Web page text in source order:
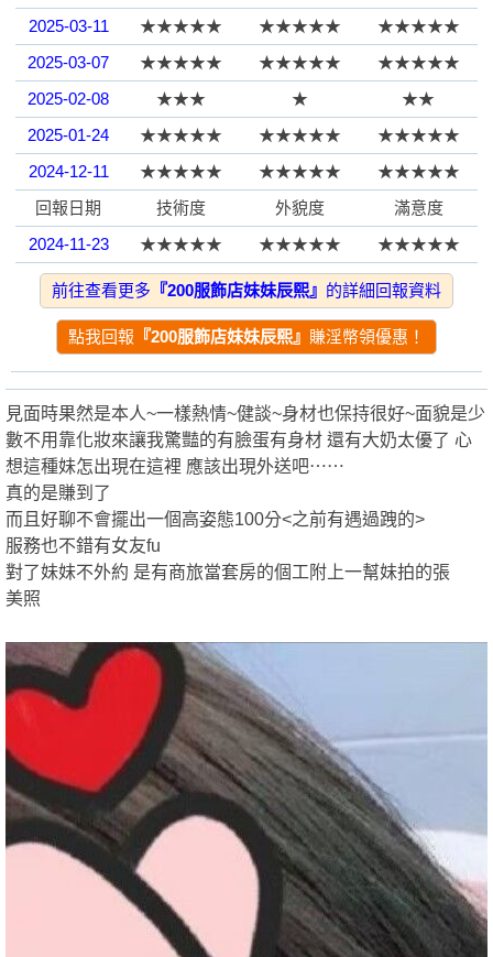
全
台
2025-03-11
★★★★★ ★★★★★
★★★★★
2025-03-07
★★★★★ ★★★★★
★★★★★
2025-02-08
★★★ ★
★★
2025-01-24
★★★★★ ★★★★★
★★★★★
2024-12-11
★★★★★ ★★★★★
★★★★★
回報日期
技術度 外貌度
滿意度
2024-11-23
★★★★★ ★★★★★
★★★★★
2024-10-26
★★★★★ ★★★★★
★★★★★
2024-10-18
★★★★★ ★★★★★
★★★★★
2024-10-04
★★★★★ ★★★★★
★★★★★
2024-10-01
★★★★★ ★★★★★
★★★★★
本篇回報
★★★★★ ★★★★★
★★★★★
2024-09-27
★★★★★ ★
2024-10-01
2024-09-20
★★★★★
2024-08-06
★★★★★ ★★★★★
★★★★★
回報日期
2024-08-03
★★★★★ ★★★★★
★★★★★
2024-06-29
★★★★★
2024-06-28
★★★★★ ★★★★★
★★★★★ ★★★★★
2024-06-18
★★★★★ ★★★★★
★★★★★
2024-06-15
★★★★★ ★★★★★
★★★★★
2024-05-21
★★★★★ ★★★★★
★★★★★
★★★★★ ★★★★★
★★★★★
★★★★★ ★★★★★
★★★★★
前往查看更多 『200服飾店妹妹辰熙』 的詳細回報資料
點我回報 『200服飾店妹妹辰熙』 賺淫幣領優惠！
見面時果然是本人~一樣熱情~健談~身材也保持很好~面貌是少
數不用靠化妝來讓我驚豔的有臉蛋有身材 還有大奶太優了 心
想這種妹怎出現在這裡 應該出現外送吧⋯⋯
真的是賺到了
而且好聊不會擺出一個高姿態100分<之前有遇過跩的>
服務也不錯有女友fu
對了妹妹不外約 是有商旅當套房的個工附上一幫妹拍的張
美照